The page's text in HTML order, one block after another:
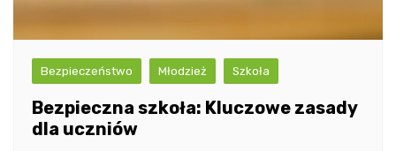
Bezpieczeństwo Młodzież Szkoła
Bezpieczna szkoła: Kluczowe zasady
dla uczniów